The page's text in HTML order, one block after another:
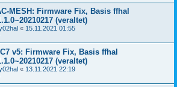
MESH: Firmware Fix, Basis ffhal
(veraltet)
« 15.11.2021 01:55
v5: Firmware Fix, Basis ffhal
(veraltet)
« 13.11.2021 22:19